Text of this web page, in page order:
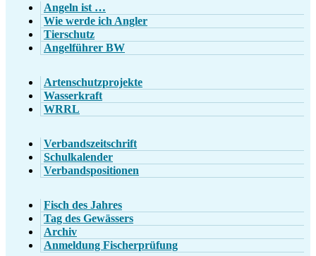
Angeln ist …
Wie werde ich Angler
Tierschutz
Angelführer BW
Artenschutzprojekte
Wasserkraft
WRRL
Verbandszeitschrift
Schulkalender
Verbandspositionen
Fisch des Jahres
Tag des Gewässers
Archiv
Anmeldung Fischerprüfung